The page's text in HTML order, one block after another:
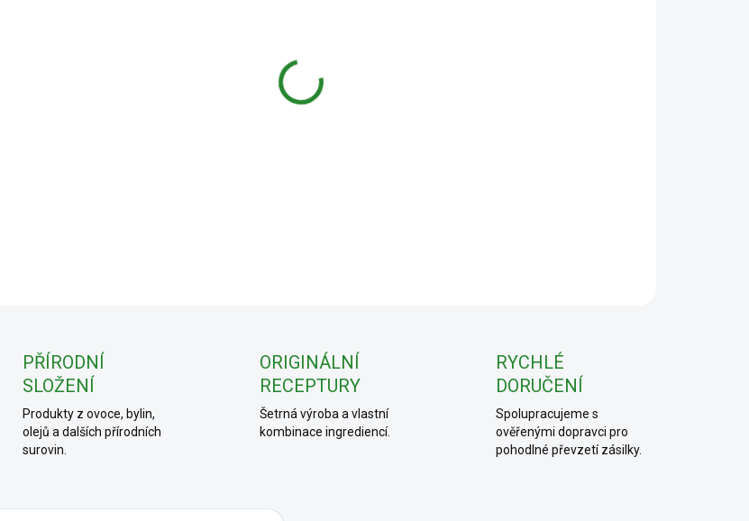
PŘÍRODNÍ
SLOŽENÍ
Produkty z ovoce, bylin,
olejů a dalších přírodních
surovin.
ORIGINÁLNÍ
RECEPTURY
Šetrná výroba a vlastní
kombinace ingrediencí.
RYCHLÉ
DORUČENÍ
Spolupracujeme s
ověřenými dopravci pro
pohodlné převzetí zásilky.